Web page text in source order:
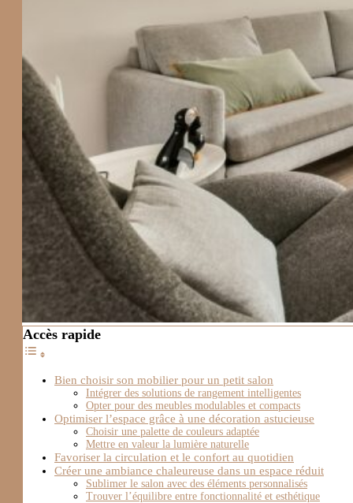
Accès rapide
Bien choisir son mobilier pour un petit salon
Intégrer des solutions de rangement intelligentes
Opter pour des meubles modulables et compacts
Optimiser l’espace grâce à une décoration astucieuse
Choisir une palette de couleurs adaptée
Mettre en valeur la lumière naturelle
Favoriser la circulation et le confort au quotidien
Créer une ambiance chaleureuse dans un espace réduit
Sublimer le salon avec des éléments personnalisés
Trouver l’équilibre entre fonctionnalité et esthétique